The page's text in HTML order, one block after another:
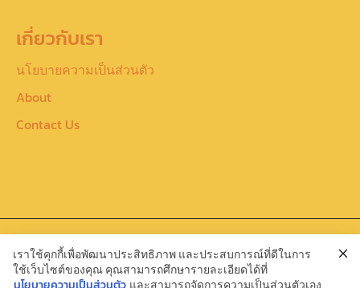
เกี่ยวกับเรา
นโยบายความเป็นส่วนตัว
About
Contact Us
Copyright : สมาคมแห่งสถาบันพระปกเกล้า
เราใช้คุกกี้เพื่อพัฒนาประสิทธิภาพ และประสบการณ์ที่ดีในการ
ใช้เว็บไซต์ของคุณ คุณสามารถศึกษารายละเอียดได้ที่